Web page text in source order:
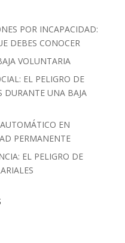
POR INCAPACIDAD:
DEBES CONOCER
VOLUNTARIA
EL PELIGRO DE
DURANTE UNA BAJA
EN
PERMANENTE
EL PELIGRO DE